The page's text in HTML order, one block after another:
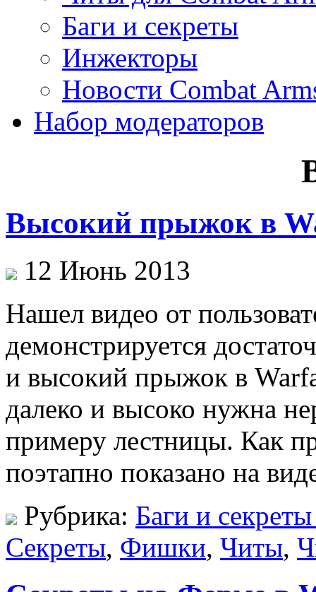
Баги и секреты
Инжекторы
Новости Combat
Набор модераторов
Высокий прыжок в
12 Июнь 2013
Нашел видео от
демонстрируется
и высокий прыжок в
далеко и высоко нужна
примеру лестницы. Как
поэтапно показано на
Рубрика: Баги и
Секреты, Фишки, Читы,